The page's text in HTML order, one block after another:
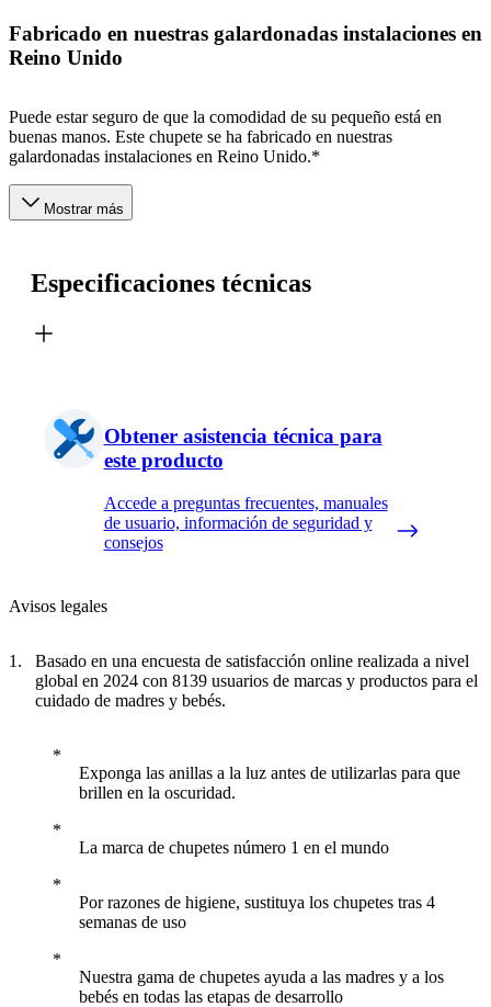
Fabricado en nuestras galardonadas instalaciones en
Reino Unido
Puede estar seguro de que la comodidad de su pequeño está en
buenas manos. Este chupete se ha fabricado en nuestras
galardonadas instalaciones en Reino Unido.*
Mostrar más
Especificaciones técnicas
Obtener asistencia técnica para
este producto
Accede a preguntas frecuentes, manuales
de usuario, información de seguridad y
consejos
Avisos legales
Basado en una encuesta de satisfacción online realizada a nivel
global en 2024 con 8139 usuarios de marcas y productos para el
cuidado de madres y bebés.
Exponga las anillas a la luz antes de utilizarlas para que
brillen en la oscuridad.
La marca de chupetes número 1 en el mundo
Por razones de higiene, sustituya los chupetes tras 4
semanas de uso
Nuestra gama de chupetes ayuda a las madres y a los
bebés en todas las etapas de desarrollo